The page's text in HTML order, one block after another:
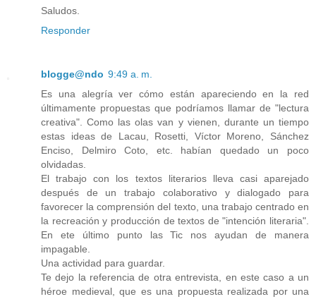
Saludos.
Responder
blogge@ndo 9:49 a. m.
Es una alegría ver cómo están apareciendo en la red
últimamente propuestas que podríamos llamar de "lectura
creativa". Como las olas van y vienen, durante un tiempo
estas ideas de Lacau, Rosetti, Víctor Moreno, Sánchez
Enciso, Delmiro Coto, etc. habían quedado un poco
olvidadas.
El trabajo con los textos literarios lleva casi aparejado
después de un trabajo colaborativo y dialogado para
favorecer la comprensión del texto, una trabajo centrado en
la recreación y producción de textos de "intención literaria".
En ete último punto las Tic nos ayudan de manera
impagable.
Una actividad para guardar.
Te dejo la referencia de otra entrevista, en este caso a un
héroe medieval, que es una propuesta realizada por una